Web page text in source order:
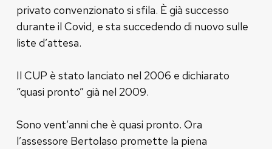
privato convenzionato si sfila. È già successo
durante il Covid, e sta succedendo di nuovo sulle
liste d’attesa.
Il CUP è stato lanciato nel 2006 e dichiarato
“quasi pronto” già nel 2009.
Sono vent’anni che è quasi pronto. Ora
l’assessore Bertolaso promette la piena